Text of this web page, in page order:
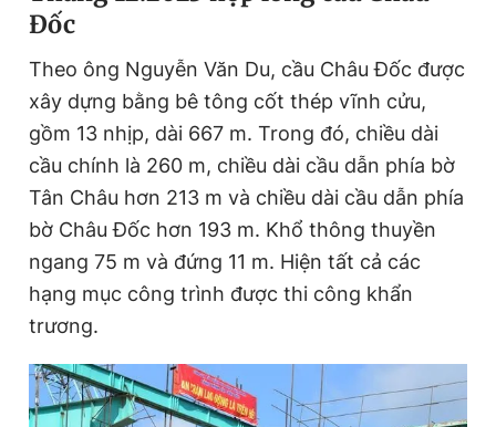
Đốc
Theo ông Nguyễn Văn Du, cầu Châu Đốc được
xây dựng bằng bê tông cốt thép vĩnh cửu,
gồm 13 nhịp, dài 667 m. Trong đó, chiều dài
cầu chính là 260 m, chiều dài cầu dẫn phía bờ
Tân Châu hơn 213 m và chiều dài cầu dẫn phía
bờ Châu Đốc hơn 193 m. Khổ thông thuyền
ngang 75 m và đứng 11 m. Hiện tất cả các
hạng mục công trình được thi công khẩn
trương.